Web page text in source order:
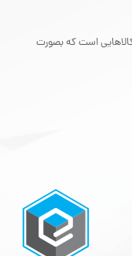
کالاهایی است که بصورت